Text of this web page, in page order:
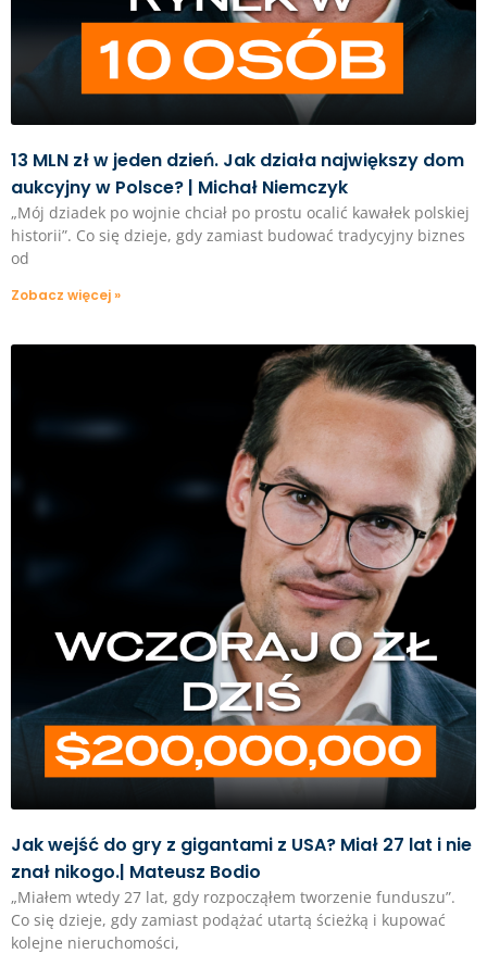
13 MLN zł w jeden dzień. Jak działa największy dom
aukcyjny w Polsce? | Michał Niemczyk
„Mój dziadek po wojnie chciał po prostu ocalić kawałek polskiej
historii”. Co się dzieje, gdy zamiast budować tradycyjny biznes
od
Zobacz więcej »
Jak wejść do gry z gigantami z USA? Miał 27 lat i nie
znał nikogo.| Mateusz Bodio
„Miałem wtedy 27 lat, gdy rozpocząłem tworzenie funduszu”.
Co się dzieje, gdy zamiast podążać utartą ścieżką i kupować
kolejne nieruchomości,